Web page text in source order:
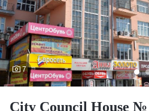
7
City Council House №